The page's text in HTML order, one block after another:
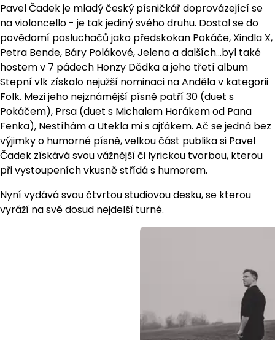
Pavel Čadek je mladý český písničkář doprovázející se
na violoncello - je tak jediný svého druhu. Dostal se do
povědomí posluchačů jako předskokan Pokáče, Xindla X,
Petra Bende, Báry Polákové, Jelena a dalších...byl také
hostem v 7 pádech Honzy Dědka a jeho třetí album
Stepní vlk získalo nejužší nominaci na Anděla v kategorii
Folk. Mezi jeho nejznámější písně patří 30 (duet s
Pokáčem), Prsa (duet s Michalem Horákem od Pana
Fenka), Nestíhám a Utekla mi s ajťákem. Ač se jedná bez
výjimky o humorné písně, velkou část publika si Pavel
Čadek získává svou vážnější či lyrickou tvorbou, kterou
při vystoupeních vkusně střídá s humorem.
Nyní vydává svou čtvrtou studiovou desku, se kterou
vyráží na své dosud nejdelší turné.